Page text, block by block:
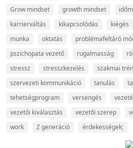
Grow mindset
growth mindset
karrierváltás
kikapcsolódás kiégés
munka
oktatás
problémafeltáró
pszichopata vezető
rugalmasság
stressz
stresszkezelés szakmai
szervezeti kommunikáció
tanulás
tehetségprogram
versengés
vezetői kiválasztás
vezetői szerep
work
Z generáció érdekességek;